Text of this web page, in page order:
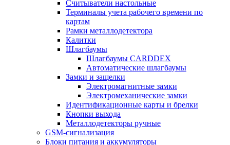
Считыватели настольные
Терминалы учета рабочего времени по
картам
Рамки металлодетектора
Калитки
Шлагбаумы
Шлагбаумы CARDDEX
Автоматические шлагбаумы
Замки и защелки
Электромагнитные замки
Электромеханические замки
Идентификационные карты и брелки
Кнопки выхода
Металлодетекторы ручные
GSM-сигнализация
Блоки питания и аккумуляторы